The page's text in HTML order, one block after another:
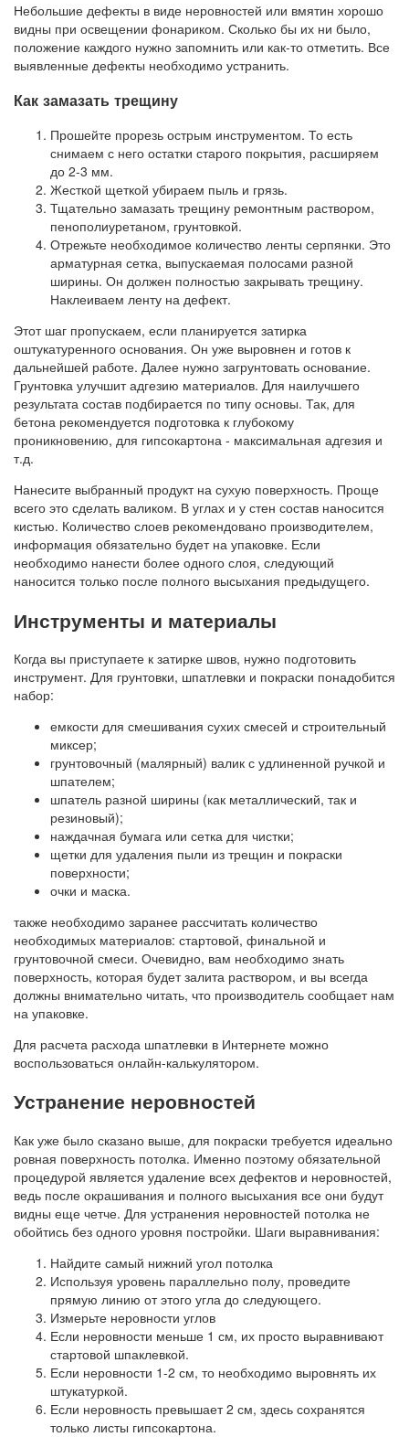
Небольшие дефекты в виде неровностей или вмятин хорошо
видны при освещении фонариком. Сколько бы их ни было,
положение каждого нужно запомнить или как-то отметить. Все
выявленные дефекты необходимо устранить.
Как замазать трещину
Прошейте прорезь острым инструментом. То есть
снимаем с него остатки старого покрытия, расширяем
до 2-3 мм.
Жесткой щеткой убираем пыль и грязь.
Тщательно замазать трещину ремонтным раствором,
пенополиуретаном, грунтовкой.
Отрежьте необходимое количество ленты серпянки. Это
арматурная сетка, выпускаемая полосами разной
ширины. Он должен полностью закрывать трещину.
Наклеиваем ленту на дефект.
Этот шаг пропускаем, если планируется затирка
оштукатуренного основания. Он уже выровнен и готов к
дальнейшей работе. Далее нужно загрунтовать основание.
Грунтовка улучшит адгезию материалов. Для наилучшего
результата состав подбирается по типу основы. Так, для
бетона рекомендуется подготовка к глубокому
проникновению, для гипсокартона - максимальная адгезия и
т.д.
Нанесите выбранный продукт на сухую поверхность. Проще
всего это сделать валиком. В углах и у стен состав наносится
кистью. Количество слоев рекомендовано производителем,
информация обязательно будет на упаковке. Если
необходимо нанести более одного слоя, следующий
наносится только после полного высыхания предыдущего.
Инструменты и материалы
Когда вы приступаете к затирке швов, нужно подготовить
инструмент. Для грунтовки, шпатлевки и покраски понадобится
набор:
емкости для смешивания сухих смесей и строительный
миксер;
грунтовочный (малярный) валик с удлиненной ручкой и
шпателем;
шпатель разной ширины (как металлический, так и
резиновый);
наждачная бумага или сетка для чистки;
щетки для удаления пыли из трещин и покраски
поверхности;
очки и маска.
также необходимо заранее рассчитать количество
необходимых материалов: стартовой, финальной и
грунтовочной смеси. Очевидно, вам необходимо знать
поверхность, которая будет залита раствором, и вы всегда
должны внимательно читать, что производитель сообщает нам
на упаковке.
Для расчета расхода шпатлевки в Интернете можно
воспользоваться онлайн-калькулятором.
Устранение неровностей
Как уже было сказано выше, для покраски требуется идеально
ровная поверхность потолка. Именно поэтому обязательной
процедурой является удаление всех дефектов и неровностей,
ведь после окрашивания и полного высыхания все они будут
видны еще четче. Для устранения неровностей потолка не
обойтись без одного уровня постройки. Шаги выравнивания:
Найдите самый нижний угол потолка
Используя уровень параллельно полу, проведите
прямую линию от этого угла до следующего.
Измерьте неровности углов
Если неровности меньше 1 см, их просто выравнивают
стартовой шпаклевкой.
Если неровности 1-2 см, то необходимо выровнять их
штукатуркой.
Если неровность превышает 2 см, здесь сохранятся
только листы гипсокартона.